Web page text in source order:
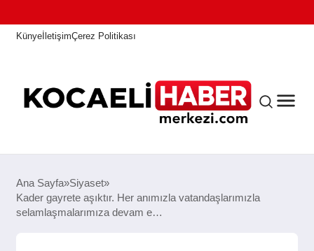
KünyeİletişimÇerez Politikası
ANASAYFA
Ana Sayfa Siyaset
Kader gayrete aşıktır. Her anımızla vatandaşlarımızla
selamlaşmalarımıza devam e…